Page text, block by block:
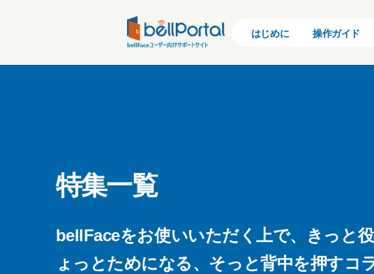
はじめに 操作ガイド
特集一覧
bellFaceをお使いいただく上で、きっと
ょっとためになる、そっと背中を押すコ